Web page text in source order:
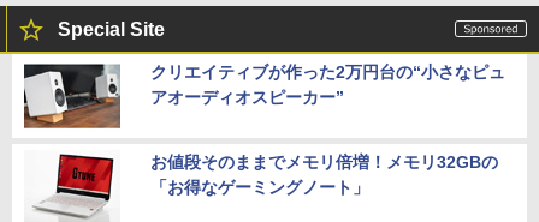
￥32,980
中古 HP EliteBook 840 G8 Core i5 1145
8U2EC#ABJ 1年保証 Bランク ノートパ
ソコン【CA】 ノートpc 中古ノートパソ
コン 16gbメモリ 256gb ssd windows1
￥148,700
920*1080 非光沢 A+スクリーン IPS液晶
パネル 薄型 軽量 USBType-C miniHDMI
カバースタンド付き PS4/PS5/Switch/P
C/Macなど対応 Ingnok yn02b
Special Site
クリエイティブが作った2万円台の“小さなピュ
アオーディオスピーカー”
お値段そのままでメモリ倍増！メモリ32GBの
「お得なゲーミングノート」